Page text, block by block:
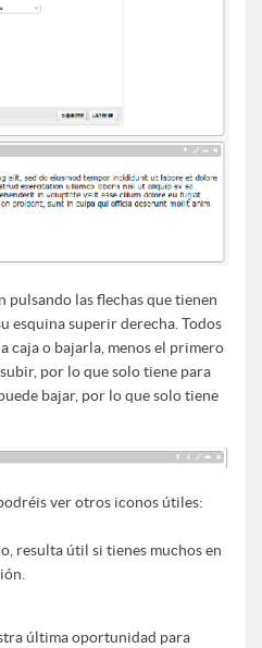
pulsando las flechas que tienen
esquina superir derecha. Todos
caja o bajarla, menos el primero
por lo que solo tiene para
bajar, por lo que solo tiene
ver otros iconos útiles:
resulta útil si tienes muchos en
última oportunidad para